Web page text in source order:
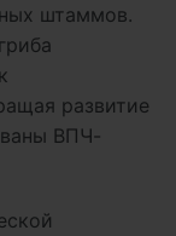
штаммов.
развитие
ВПЧ-